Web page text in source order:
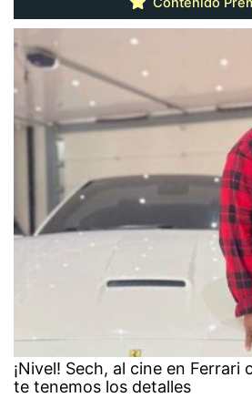
¡Nivel! Sech, al cine en Ferrari
te tenemos los detalles